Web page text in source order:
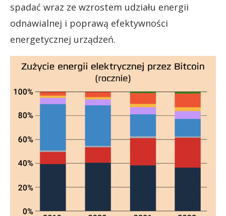
spadać wraz ze wzrostem udziału energii
odnawialnej i poprawą efektywności
energetycznej urządzeń.